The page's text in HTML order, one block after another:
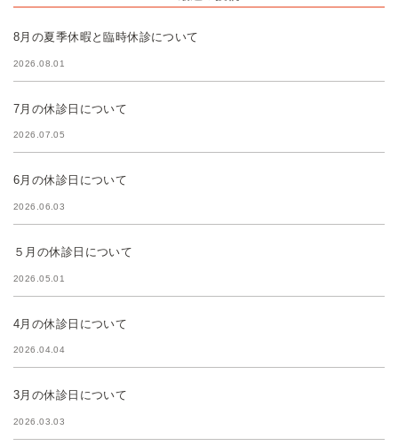
8月の夏季休暇と臨時休診について
2026.08.01
7月の休診日について
2026.07.05
6月の休診日について
2026.06.03
５月の休診日について
2026.05.01
4月の休診日について
2026.04.04
3月の休診日について
2026.03.03